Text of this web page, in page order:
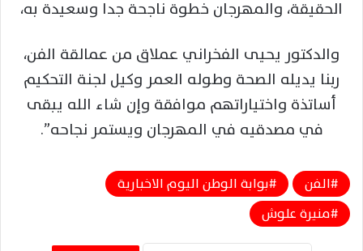
الحقيقة، والمهرجان خطوة ناجحة جدا وسعيدة به،
والدكتور يحيى الفخراني عملاق من عمالقة الفن،
ربنا يديله الصحة وطوله العمر وكيل لجنة التحكيم
أساتذة واختياراتهم موافقة وإن شاء الله يبقى
في مصدقيه في المهرجان ويستمر نجاحه”.
الفن
بوابة الوطن اليوم الاخبارية
منيرة علوش